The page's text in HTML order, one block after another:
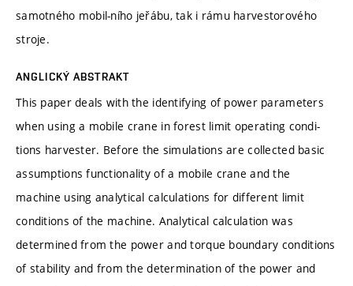
samotného mobil-ního jeřábu, tak i rámu harvestorového
stroje.
ANGLICKÝ ABSTRAKT
This paper deals with the identifying of power parameters
when using a mobile crane in forest limit operating condi-
tions harvester. Before the simulations are collected basic
assumptions functionality of a mobile crane and the
machine using analytical calculations for different limit
conditions of the machine. Analytical calculation was
determined from the power and torque boundary conditions
of stability and from the determination of the power and